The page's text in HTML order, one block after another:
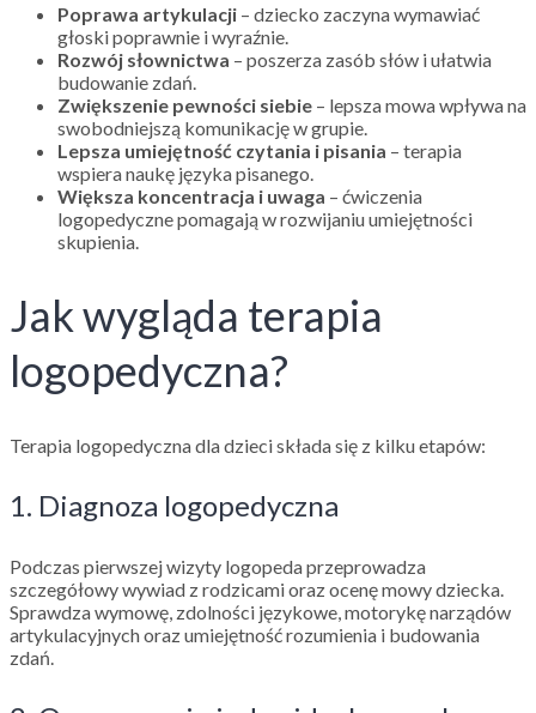
Poprawa artykulacji – dziecko zaczyna wymawiać
głoski poprawnie i wyraźnie.
Rozwój słownictwa – poszerza zasób słów i ułatwia
budowanie zdań.
Zwiększenie pewności siebie – lepsza mowa wpływa na
swobodniejszą komunikację w grupie.
Lepsza umiejętność czytania i pisania – terapia
wspiera naukę języka pisanego.
Większa koncentracja i uwaga – ćwiczenia
logopedyczne pomagają w rozwijaniu umiejętności
skupienia.
Jak wygląda terapia
logopedyczna?
Terapia logopedyczna dla dzieci składa się z kilku etapów:
1. Diagnoza logopedyczna
Podczas pierwszej wizyty logopeda przeprowadza
szczegółowy wywiad z rodzicami oraz ocenę mowy dziecka.
Sprawdza wymowę, zdolności językowe, motorykę narządów
artykulacyjnych oraz umiejętność rozumienia i budowania
zdań.